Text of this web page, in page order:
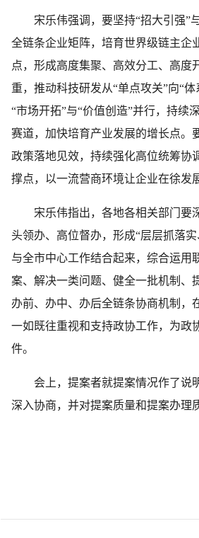
宋乐伟强调，要坚持“招大引强”
全链条企业矩阵，培育世界级链主企
点，形成高度集聚、高效分工、高度
重，推动科技研发从“单点攻关”向“
“市场开拓”与“价值创造”并行，持续
赛道，加快培育产业发展的增长点。
政策落地见效，持续强化高位统筹协
撑点，以一流营商环境让企业在徐发
宋乐伟指出，各地各相关部门要
头领办、高位督办，形成“层层抓落
与全市中心工作结合起来，综合运用
案、解决一类问题、健全一批机制、
办前、办中、办后全链条协商机制，
一如既往重视和支持政协工作，为政
件。
会上，提案者就提案情况作了说
深入协商，并对提案质量和提案办理